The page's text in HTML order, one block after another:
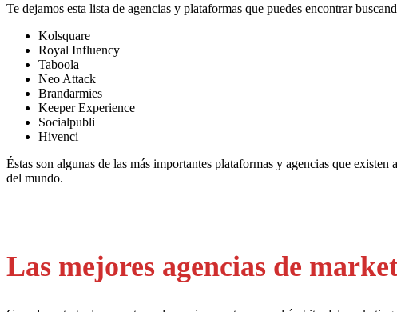
Te dejamos esta lista de agencias y plataformas que puedes encontrar
Kolsquare
Royal Influency
Taboola
Neo Attack
Brandarmies
Keeper Experience
Socialpubli
Hivenci
Éstas son algunas de las más importantes plataformas y agencias que
del mundo.
Las mejores agencias de